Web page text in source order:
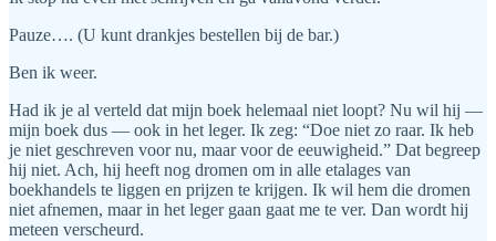
Pauze…. (U kunt drankjes bestellen bij de bar.)
Ben ik weer.
Had ik je al verteld dat mijn boek helemaal niet loopt? Nu wil hij —
mijn boek dus — ook in het leger. Ik zeg: “Doe niet zo raar. Ik heb
je niet geschreven voor nu, maar voor de eeuwigheid.” Dat begreep
hij niet. Ach, hij heeft nog dromen om in alle etalages van
boekhandels te liggen en prijzen te krijgen. Ik wil hem die dromen
niet afnemen, maar in het leger gaan gaat me te ver. Dan wordt hij
meteen verscheurd.